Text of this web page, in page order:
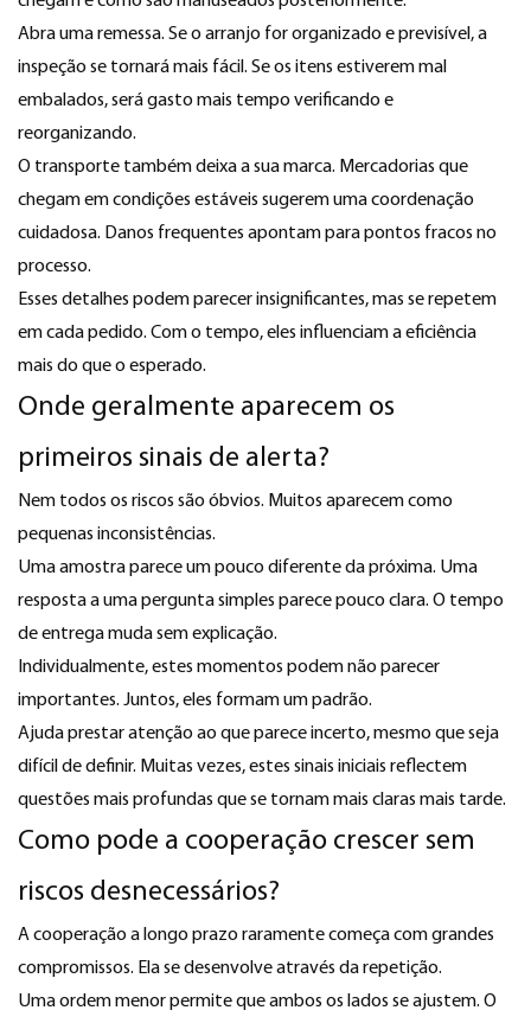
Abra uma remessa. Se o arranjo for organizado e previsível, a
inspeção se tornará mais fácil. Se os itens estiverem mal
embalados, será gasto mais tempo verificando e
reorganizando.
O transporte também deixa a sua marca. Mercadorias que
chegam em condições estáveis ​​sugerem uma coordenação
cuidadosa. Danos frequentes apontam para pontos fracos no
processo.
Esses detalhes podem parecer insignificantes, mas se repetem
em cada pedido. Com o tempo, eles influenciam a eficiência
mais do que o esperado.
Onde geralmente aparecem os
primeiros sinais de alerta?
Nem todos os riscos são óbvios. Muitos aparecem como
pequenas inconsistências.
Uma amostra parece um pouco diferente da próxima. Uma
resposta a uma pergunta simples parece pouco clara. O tempo
de entrega muda sem explicação.
Individualmente, estes momentos podem não parecer
importantes. Juntos, eles formam um padrão.
Ajuda prestar atenção ao que parece incerto, mesmo que seja
difícil de definir. Muitas vezes, estes sinais iniciais reflectem
questões mais profundas que se tornam mais claras mais tarde.
Como pode a cooperação crescer sem
riscos desnecessários?
A cooperação a longo prazo raramente começa com grandes
compromissos. Ela se desenvolve através da repetição.
Uma ordem menor permite que ambos os lados se ajustem. O